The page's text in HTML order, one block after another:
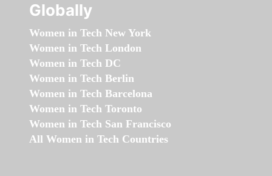
Globally
Women in Tech New York
Women in Tech London
Women in Tech DC
Women in Tech Berlin
Women in Tech Barcelona
Women in Tech Toronto
Women in Tech San Francisco
All Women in Tech Countries